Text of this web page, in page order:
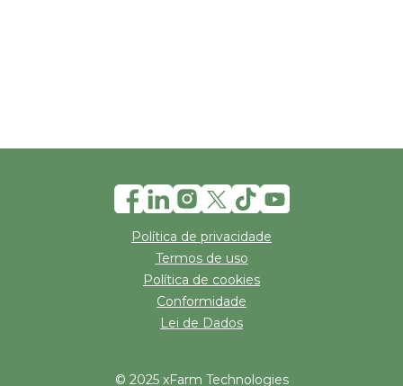
Política de privacidade
Termos de uso
Política de cookies
Conformidade
Lei de Dados
© 2025 xFarm Technologies